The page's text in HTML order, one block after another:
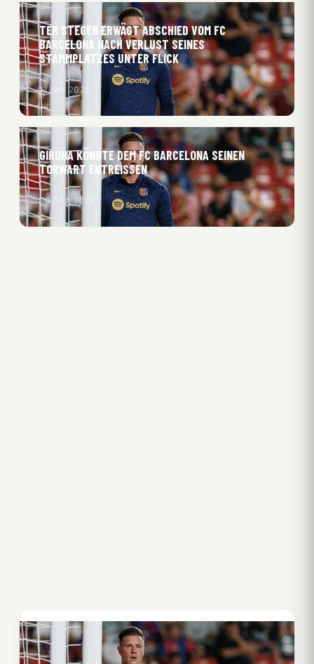
TER STEGEN ERWÄGT ABSCHIED VOM FC
BARCELONA NACH VERLUST SEINES
STAMMPLATZES UNTER FLICK
12 Jan. 2026
GIRONA KÖNNTE DEM FC BARCELONA SEINEN
TORWART ENTREISSEN
30 Dez. 2025